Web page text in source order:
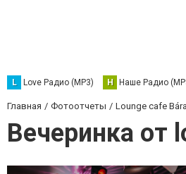
L Love Радио (MP3) Н Наше Радио
Главная Фотоотчеты Lounge cafe
Вечеринка от